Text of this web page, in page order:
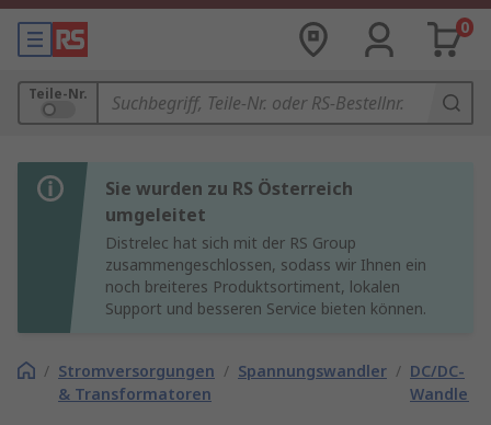
0
Teile-Nr.
Sie wurden zu RS Österreich
umgeleitet
Distrelec hat sich mit der RS Group
zusammengeschlossen, sodass wir Ihnen ein
noch breiteres Produktsortiment, lokalen
Support und besseren Service bieten können.
/ Stromversorgungen
& Transformatoren
/ Spannungswandler / DC/DC-
Wandler